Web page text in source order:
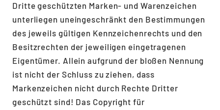
Dritte geschützten Marken- und Warenzeichen
unterliegen uneingeschränkt den Bestimmungen
des jeweils gültigen Kennzeichenrechts und den
Besitzrechten der jeweiligen eingetragenen
Eigentümer. Allein aufgrund der bloßen Nennung
ist nicht der Schluss zu ziehen, dass
Markenzeichen nicht durch Rechte Dritter
geschützt sind! Das Copyright für